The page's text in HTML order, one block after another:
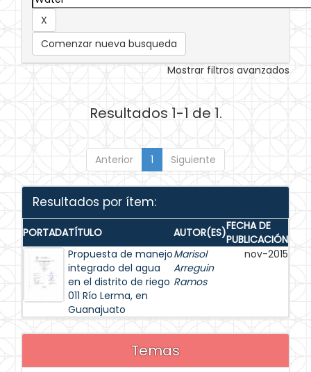
Comenzar nueva busqueda
Mostrar filtros avanzados
Resultados 1-1 de 1.
Anterior 1 Siguiente
Resultados por ítem:
PORTADATÍTULO AUTOR(ES)FECHA DE
PUBLICACIÓN
Propuesta de manejo
integrado del agua
en el distrito de riego
011 Río Lerma, en
Guanajuato
Marisol
Arreguin
Ramos
nov-2015
Temas